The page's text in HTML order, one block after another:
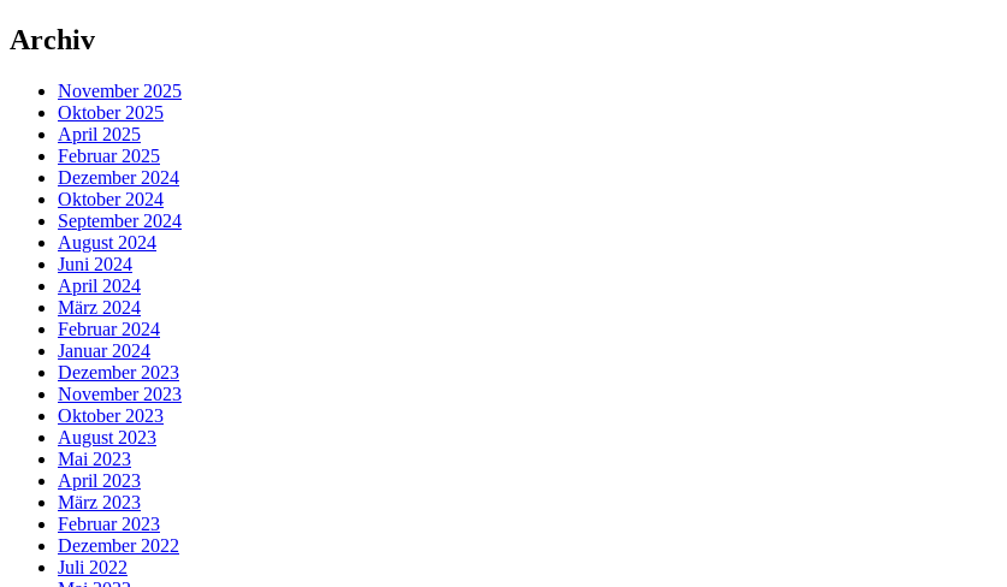
Archiv
November 2025
Oktober 2025
April 2025
Februar 2025
Dezember 2024
Oktober 2024
September 2024
August 2024
Juni 2024
April 2024
März 2024
Februar 2024
Januar 2024
Dezember 2023
November 2023
Oktober 2023
August 2023
Mai 2023
April 2023
März 2023
Februar 2023
Dezember 2022
Juli 2022